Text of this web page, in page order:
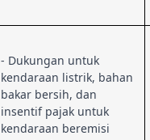
- Dukungan untuk
kendaraan listrik, bahan
bakar bersih, dan
insentif pajak untuk
kendaraan beremisi